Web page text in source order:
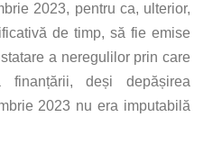
2023, pentru ca, ulterior,
de timp, să fie emise
a neregulilor prin care
finanțării, deși depășirea
2023 nu era imputabilă